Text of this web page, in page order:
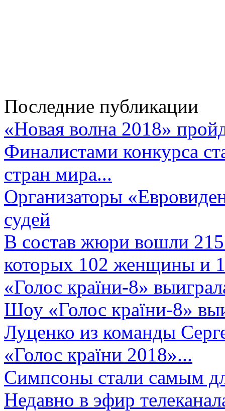
Последние публикации
«Новая волна 2018»
Финалистами конкурса
стран мира...
Организаторы
судей
В состав жюри вошли 215
которых 102 женщины и
«Голос країни-8»
Шоу «Голос країни-8»
Луценко из команды
«Голос країни 2018»...
Симпсоны стали самым
Недавно в эфир